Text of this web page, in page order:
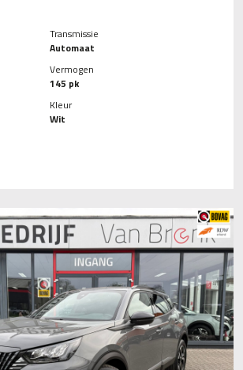
Transmissie
Automaat
Vermogen
145 pk
Kleur
Wit